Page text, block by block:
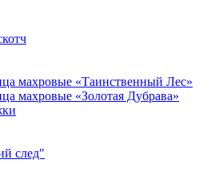
махровые «Таинственный Лес»
махровые «Золотая Дубрава»
след"